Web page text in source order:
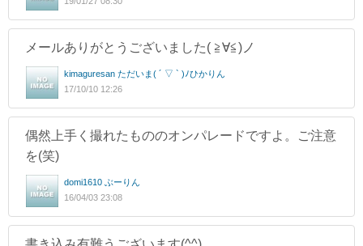
メールありがとうございました( ≧∀≦)ノ
kimaguresan ただいま( ´ ▽ ` )ﾉひかりん
17/10/10 12:26
偶然上手く撮れたもののオンパレードですよ。ご注意
を(笑)
domi1610 ぶーりん
16/04/03 23:08